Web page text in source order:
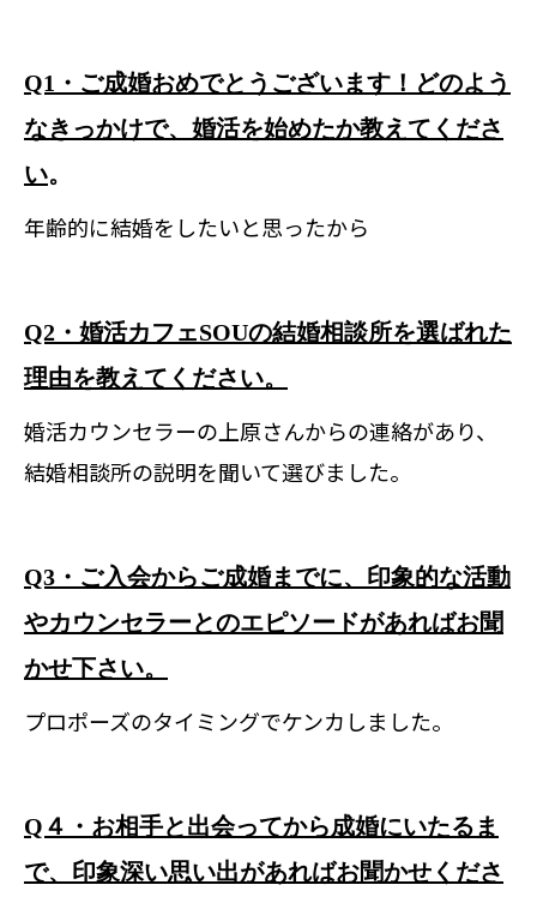
Q1・ご成婚おめでとうございます！どのよう
なきっかけで、婚活を始めたか教えてくださ
い。
年齢的に結婚をしたいと思ったから
Q2・婚活カフェSOUの結婚相談所を選ばれた
理由を教えてください。
婚活カウンセラーの上原さんからの連絡があり、
結婚相談所の説明を聞いて選びました。
Q3・ご入会からご成婚までに、印象的な活動
やカウンセラーとのエピソードがあればお聞
かせ下さい。
プロポーズのタイミングでケンカしました。
Q４・お相手と出会ってから成婚にいたるま
で、印象深い思い出があればお聞かせくださ